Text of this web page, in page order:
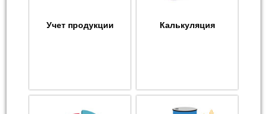
Учет продукции Калькуляция